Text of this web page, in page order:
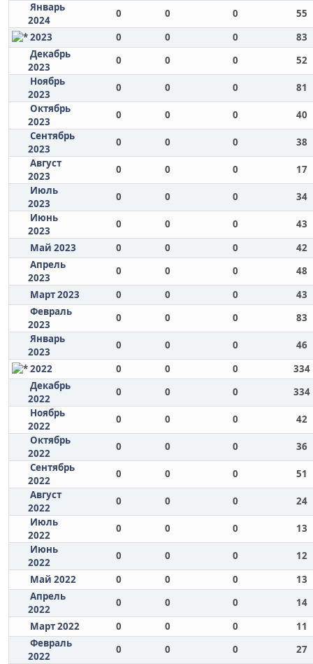
Январь
2024
0 0 0
55
2023
0 0 0
83
Декабрь
2023
0 0 0
52
Ноябрь
2023
0 0 0
81
Октябрь
2023
0 0 0
40
Сентябрь
2023
0 0 0
38
Август
2023
0 0 0
17
Июль
2023
0 0 0
34
Июнь
2023
0 0 0
43
Май 2023
0 0 0
42
Апрель
2023
0 0 0
48
Март 2023
0 0 0
43
Февраль
2023
0 0 0
83
Январь
2023
0 0 0
46
2022
0 0 0
334
Декабрь
2022
0 0 0
334
Ноябрь
2022
0 0 0
42
Октябрь
2022
0 0 0
36
Сентябрь
2022
0 0 0
51
Август
2022
0 0 0
24
Июль
2022
0 0 0
13
Июнь
2022
0 0 0
12
Май 2022
0 0 0
13
Апрель
2022
0 0 0
14
Март 2022
0 0 0
11
Февраль
2022
0 0 0 27